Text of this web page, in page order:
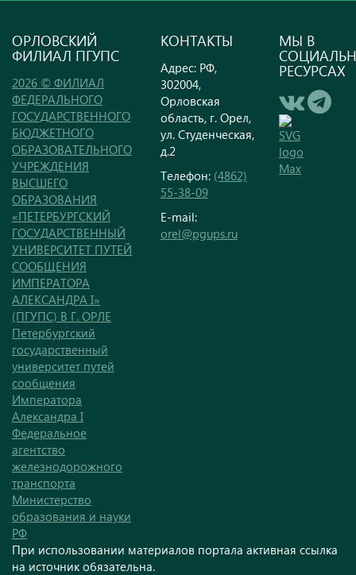
ОРЛОВСКИЙ
ФИЛИАЛ ПГУПС
2026 © ФИЛИАЛ
ФЕДЕРАЛЬНОГО
ГОСУДАРСТВЕННОГО
БЮДЖЕТНОГО
ОБРАЗОВАТЕЛЬНОГО
УЧРЕЖДЕНИЯ
ВЫСШЕГО
ОБРАЗОВАНИЯ
«ПЕТЕРБУРГСКИЙ
ГОСУДАРСТВЕННЫЙ
УНИВЕРСИТЕТ ПУТЕЙ
СООБЩЕНИЯ
ИМПЕРАТОРА
АЛЕКСАНДРА I»
(ПГУПС) В Г. ОРЛЕ
Петербургский
государственный
университет путей
сообщения
Императора
Александра I
Федеральное
агентство
железнодорожного
транспорта
Министерство
образования и науки
РФ
КОНТАКТЫ
Адрес: РФ,
302004,
Орловская
область, г. Орел,
ул. Студенческая,
д.2
Телефон: (4862)
55-38-09
E-mail:
orel@pgups.ru
МЫ В
РЕСУРСАХ
При использовании материалов портала активная ссылка
на источник обязательна.